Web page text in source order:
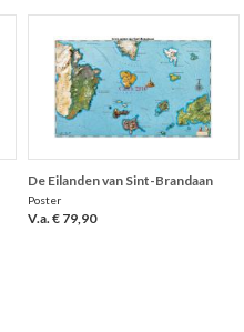
De Eilanden van Sint-Brandaan
Poster
V.a. € 79,90